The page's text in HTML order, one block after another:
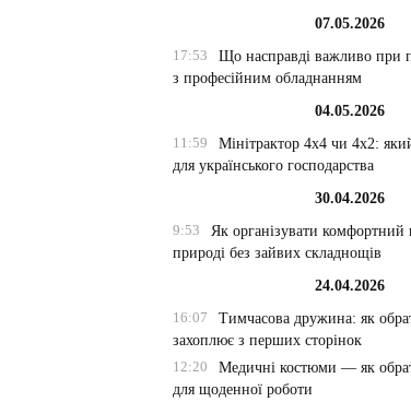
07.05.2026
17:53
Що насправді важливо при
з професійним обладнанням
04.05.2026
11:59
Мінітрактор 4х4 чи 4х2:
для українського господарства
30.04.2026
9:53
Як організувати комфортний
природі без зайвих складнощів
24.04.2026
16:07
Тимчасова дружина: як
захоплює з перших сторінок
12:20
Медичні костюми — як
для щоденної роботи